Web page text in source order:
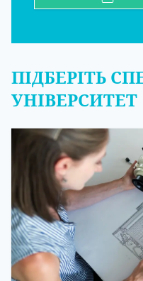
ПІДБЕРІТЬ
УНІВЕРСИТЕТ